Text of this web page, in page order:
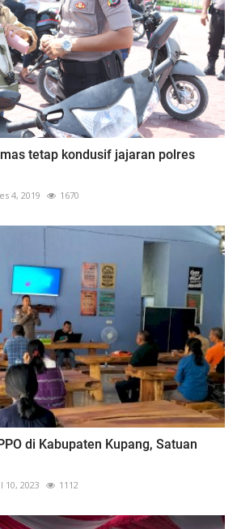
tetap kondusif jajaran polres
4, 2019 1670
di Kabupaten Kupang, Satuan
10, 2023 1112